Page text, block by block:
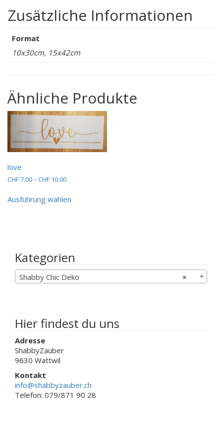
Zusätzliche Informationen
Format
10x30cm, 15x42cm
Ähnliche Produkte
love
CHF 7.00– CHF 10.00Preisspanne:
bis
Ausführung wählen
Optionen
können
auf
werden
Kategorien
×
Shabby Chic Deko
Hier findest du uns
Adresse
ShabbyZauber
9630 Wattwil
Kontakt
info@shabbyzauber.ch
Telefon: 079/871 90 28